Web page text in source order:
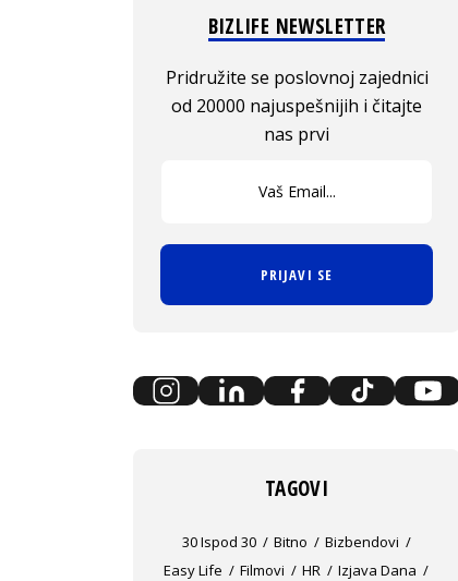
BIZLIFE NEWSLETTER
Pridružite se poslovnoj zajednici
od 20000 najuspešnijih i čitajte
nas prvi
PRIJAVI SE
TAGOVI
30 Ispod 30 Bitno
Bizbendovi
Easy Life
Filmovi HR
Izjava Dana